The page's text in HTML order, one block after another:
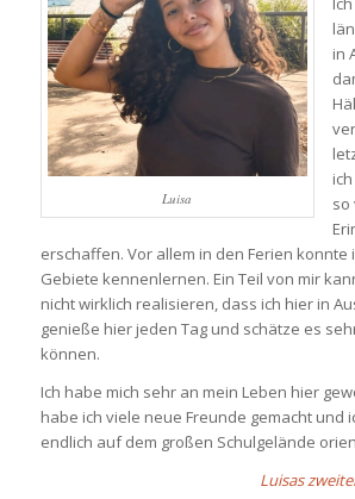
Luisa
in
so
erschaffen. Vor allem in den Ferien konnte
Gebiete kennenlernen. Ein Teil von mir
nicht wirklich realisieren, dass ich hier in
genieße hier jeden Tag und schätze es
können.
Ich habe mich sehr an mein Leben hier
habe ich viele neue Freunde gemacht und
endlich auf dem großen Schulgelände
Luisas